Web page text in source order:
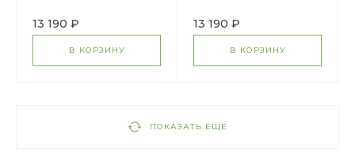
22.01.06-02.И1
13 190 ₽
В КОРЗИНУ
22.01.06-01.И1
13 190 ₽
В КОРЗИНУ
ПОКАЗАТЬ ЕЩЕ